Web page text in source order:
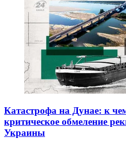
Катастрофа на Дунае: к
критическое обмеление
Украины